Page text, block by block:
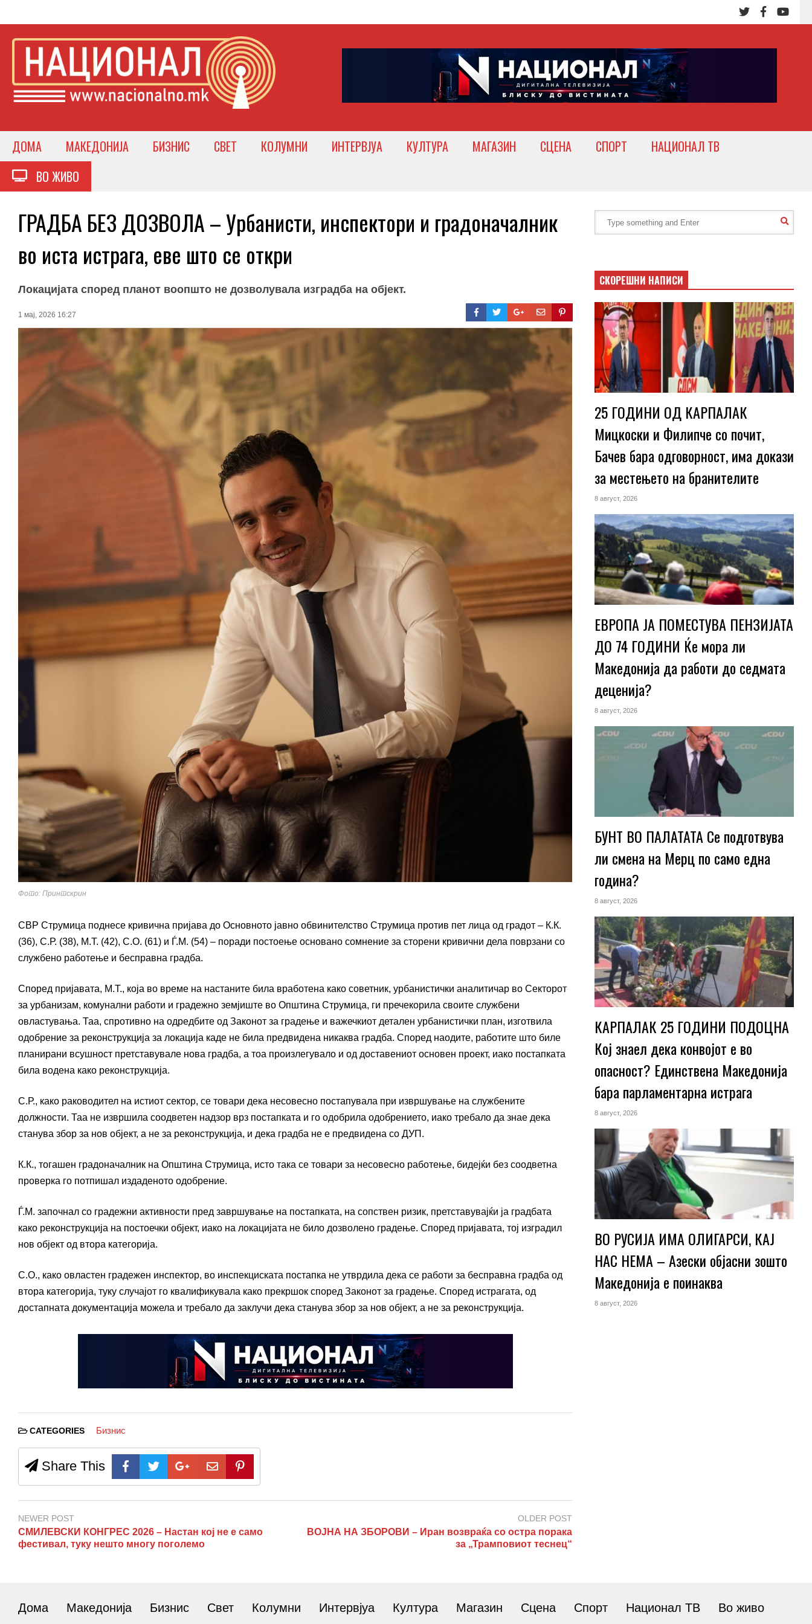
ДОМА МАКЕДОНИЈА БИЗНИС СВЕТ КОЛУМНИ ИНТЕРВЈУА КУЛТУРА МАГАЗИН СЦЕНА СПОРТ
НАЦИОНАЛ ТВ
ВО ЖИВО
ГРАДБА БЕЗ ДОЗВОЛА – Урбанисти, инспектори и градоначалник
во иста истрага, еве што се откри
Локацијата според планот воопшто не дозволувала изградба на објект.
1 мај, 2026 16:27
Фото: Принтскрин
СВР Струмица поднесе кривична пријава до Основното јавно обвинителство Струмица против пет лица од градот – К.К.
(36), С.Р. (38), М.Т. (42), С.О. (61) и Ѓ.М. (54) – поради постоење основано сомнение за сторени кривични дела поврзани со
службено работење и бесправна градба.
Според пријавата, М.Т., која во време на настаните била вработена како советник, урбанистички аналитичар во Секторот
за урбанизам, комунални работи и градежно земјиште во Општина Струмица, ги пречекорила своите службени
овластувања. Таа, спротивно на одредбите од Законот за градење и важечкиот детален урбанистички план, изготвила
одобрение за реконструкција за локација каде не била предвидена никаква градба. Според наодите, работите што биле
планирани всушност претставувале нова градба, а тоа произлегувало и од доставениот основен проект, иако постапката
била водена како реконструкција.
С.Р., како раководител на истиот сектор, се товари дека несовесно постапувала при извршување на службените
должности. Таа не извршила соодветен надзор врз постапката и го одобрила одобрението, иако требало да знае дека
станува збор за нов објект, а не за реконструкција, и дека градба не е предвидена со ДУП.
К.К., тогашен градоначалник на Општина Струмица, исто така се товари за несовесно работење, бидејќи без соодветна
проверка го потпишал издаденото одобрение.
Ѓ.М. започнал со градежни активности пред завршување на постапката, на сопствен ризик, претставувајќи ја градбата
како реконструкција на постоечки објект, иако на локацијата не било дозволено градење. Според пријавата, тој изградил
нов објект од втора категорија.
С.О., како овластен градежен инспектор, во инспекциската постапка не утврдила дека се работи за бесправна градба од
втора категорија, туку случајот го квалификувала како прекршок според Законот за градење. Според истрагата, од
достапната документација можела и требало да заклучи дека станува збор за нов објект, а не за реконструкција.
CATEGORIES Бизнис
Share This
NEWER POST
СМИЛЕВСКИ КОНГРЕС 2026 – Настан кој не е само
фестивал, туку нешто многу поголемо
OLDER POST
ВОЈНА НА ЗБОРОВИ – Иран возвраќа со остра порака
за „Трамповиот теснец“
СКОРЕШНИ НАПИСИ
25 ГОДИНИ ОД КАРПАЛАК
Мицкоски и Филипче со почит,
Бачев бара одговорност, има докази
за местењето на бранителите
8 август, 2026
ЕВРОПА ЈА ПОМЕСТУВА ПЕНЗИЈАТА
ДО 74 ГОДИНИ Ќе мора ли
Македонија да работи до седмата
деценија?
8 август, 2026
БУНТ ВО ПАЛАТАТА Се подготвува
ли смена на Мерц по само една
година?
8 август, 2026
КАРПАЛАК 25 ГОДИНИ ПОДОЦНА
Кој знаел дека конвојот е во
опасност? Единствена Македoнија
бара парламентарна истрага
8 август, 2026
ВО РУСИЈА ИМА ОЛИГАРСИ, КАЈ
НАС НЕМА – Азески објасни зошто
Македонија е поинаква
8 август, 2026
Дома Македонија Бизнис Свет Колумни Интервјуа Култура Магазин Сцена Спорт Национал ТВ Во живо